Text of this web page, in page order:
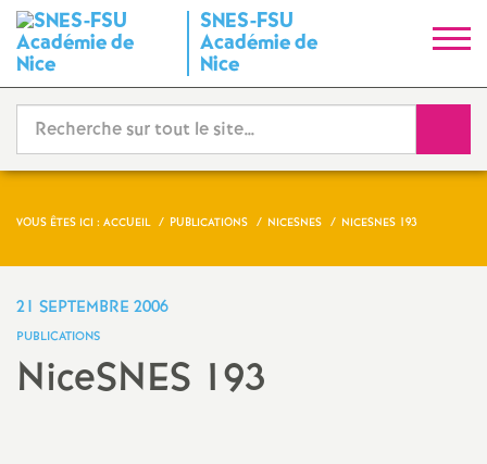
SNES-FSU
Académie de
Nice
y
n
d
i
VOUS ÊTES ICI : ACCUEIL PUBLICATIONS NICESNES NICESNES 193
21 SEPTEMBRE 2006
PUBLICATIONS
NiceSNES 193